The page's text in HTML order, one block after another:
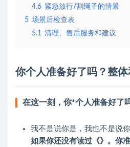
4.6 紧急放行/割绳子的情景
5 场景后检查表
5.1
清理、售后服务和建议
你个人准备好了吗？整
在这一刻，你*个人准备好了
我不是说你是，我也不是说你
如果你还没有读过《》。你